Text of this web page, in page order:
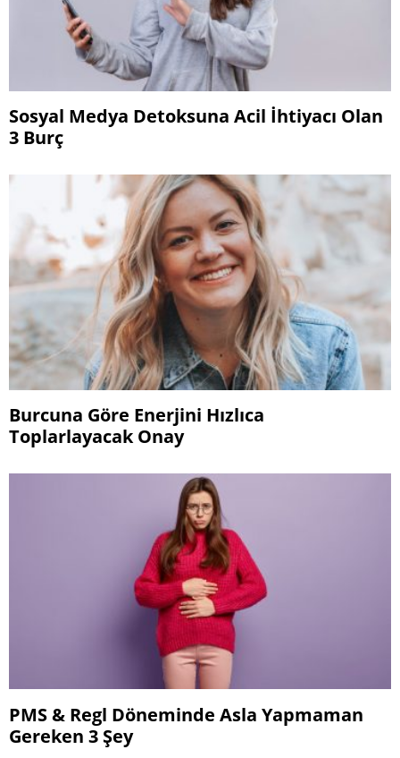
Sosyal Medya Detoksuna Acil İhtiyacı Olan
3 Burç
Burcuna Göre Enerjini Hızlıca
Toplarlayacak Onay
PMS & Regl Döneminde Asla Yapmaman
Gereken 3 Şey